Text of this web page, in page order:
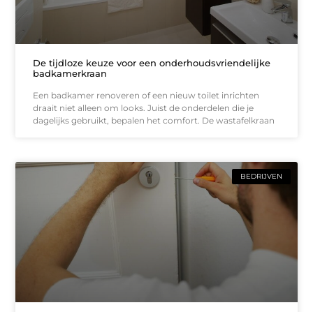
De tijdloze keuze voor een onderhoudsvriendelijke
badkamerkraan
Een badkamer renoveren of een nieuw toilet inrichten
draait niet alleen om looks. Juist de onderdelen die je
dagelijks gebruikt, bepalen het comfort. De wastafelkraan
BEDRIJVEN